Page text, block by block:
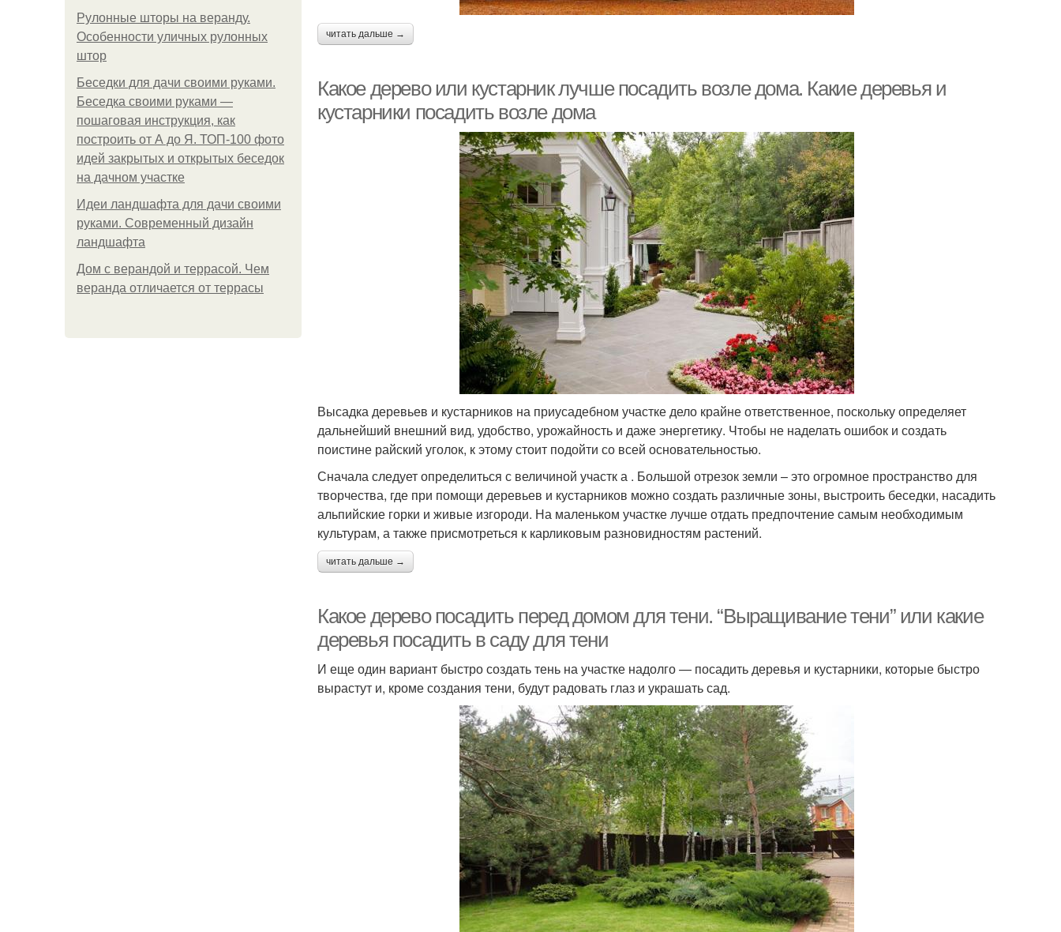
Рулонные шторы на веранду.
Особенности уличных рулонных
штор
Беседки для дачи своими руками.
Беседка своими руками —
пошаговая инструкция, как
построить от А до Я. ТОП-100 фото
идей закрытых и открытых беседок
на дачном участке
Идеи ландшафта для дачи своими
руками. Современный дизайн
ландшафта
Дом с верандой и террасой. Чем
веранда отличается от террасы
читать дальше →
Какое дерево или кустарник лучше посадить возле дома. Какие деревья и
кустарники посадить возле дома
Высадка деревьев и кустарников на приусадебном участке дело крайне ответственное, поскольку определяет
дальнейший внешний вид, удобство, урожайность и даже энергетику. Чтобы не наделать ошибок и создать
поистине райский уголок, к этому стоит подойти со всей основательностью.
Сначала следует определиться с величиной участк а . Большой отрезок земли – это огромное пространство для
творчества, где при помощи деревьев и кустарников можно создать различные зоны, выстроить беседки, насадить
альпийские горки и живые изгороди. На маленьком участке лучше отдать предпочтение самым необходимым
культурам, а также присмотреться к карликовым разновидностям растений.
читать дальше →
Какое дерево посадить перед домом для тени. “Выращивание тени” или какие
деревья посадить в саду для тени
И еще один вариант быстро создать тень на участке надолго — посадить деревья и кустарники, которые быстро
вырастут и, кроме создания тени, будут радовать глаз и украшать сад.